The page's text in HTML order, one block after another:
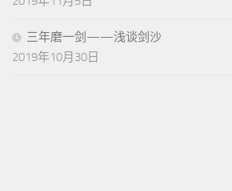
三年磨一剑——浅谈剑沙
2019年10月30日